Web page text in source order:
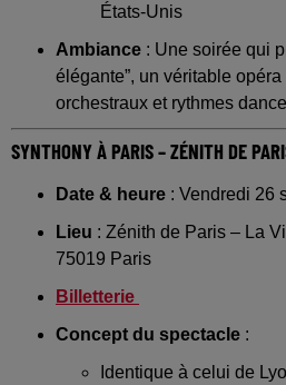
États-Unis
Ambiance : Une soirée qui
élégante”, un véritable
orchestraux et rythmes
SYNTHONY À PARIS – ZÉNITH DE
Date & heure : Vendredi 26
Lieu : Zénith de Paris – La
75019 Paris
Billetterie
Concept du spectacle :
Identique à celui de